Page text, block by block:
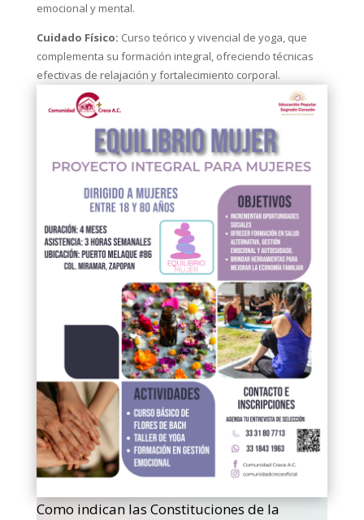
emocional y mental.
Cuidado Físico: Curso teórico y vivencial de yoga, que
complementa su formación integral, ofreciendo técnicas
efectivas de relajación y fortalecimiento corporal.
Como indican las Constituciones de la